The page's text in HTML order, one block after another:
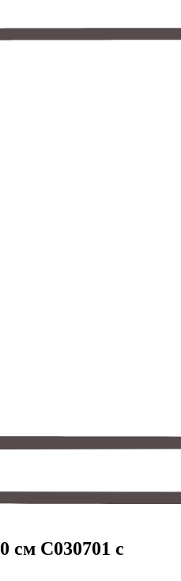
см С030701 с